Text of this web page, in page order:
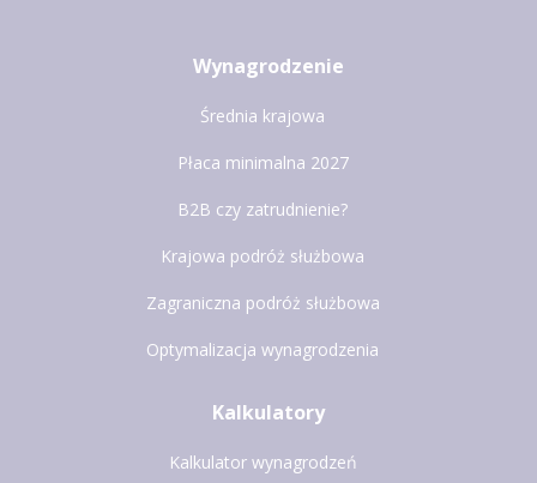
Wynagrodzenie
Średnia krajowa
Płaca minimalna 2027
B2B czy zatrudnienie?
Krajowa podróż służbowa
Zagraniczna podróż służbowa
Optymalizacja wynagrodzenia
Kalkulatory
Kalkulator wynagrodzeń